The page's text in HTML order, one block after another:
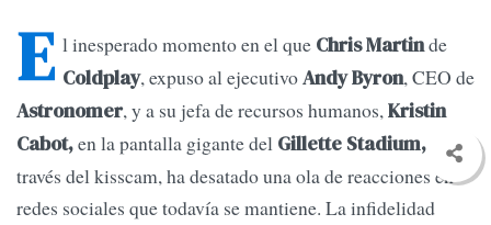
E l inesperado momento en el que Chris Martinde
Coldplay, expuso al ejecutivoAndy Byron, CEO de
Astronomer, y a su jefa de recursos humanos,Kristin
Cabot,en la pantalla gigante del Gillette Stadium,
través del kisscam, ha desatado una ola de reacciones en
redes sociales que todavía se mantiene. La infidelidad